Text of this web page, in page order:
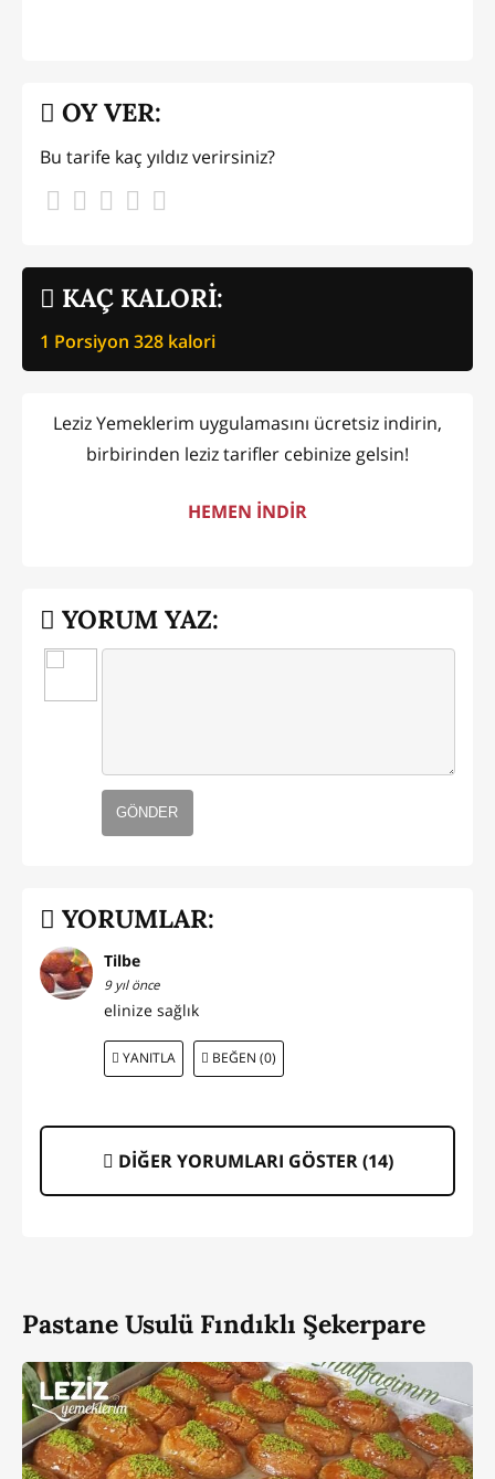
KAÇ KALORİ:
1 Porsiyon 328 kalori
OY VER:
Bu tarife kaç yıldız verirsiniz?
Leziz Yemeklerim uygulamasını ücretsiz indirin,
birbirinden leziz tarifler cebinize gelsin!
HEMEN İNDİR
YORUM YAZ:
GÖNDER
YORUMLAR:
Tilbe
9 yıl önce
elinize sağlık
YANITLA BEĞEN (0)
DİĞER YORUMLARI GÖSTER (14)
Pastane Usulü Fındıklı Şekerpare